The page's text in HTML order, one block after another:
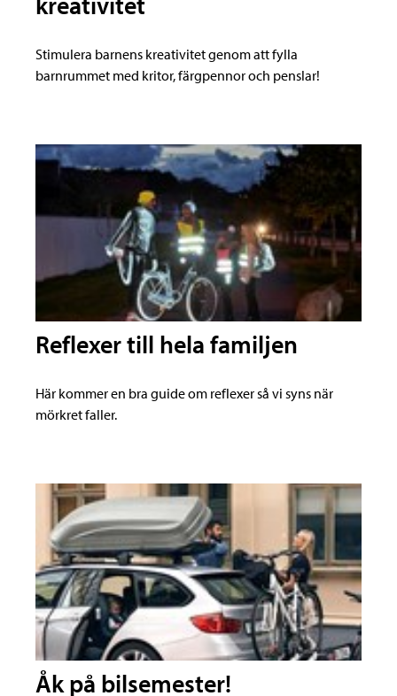
Stimulera barnens kreativitet genom att fylla
barnrummet med kritor, färgpennor och penslar!
Reflexer till hela familjen
Här kommer en bra guide om reflexer så vi syns när
mörkret faller.
Åk på bilsemester!